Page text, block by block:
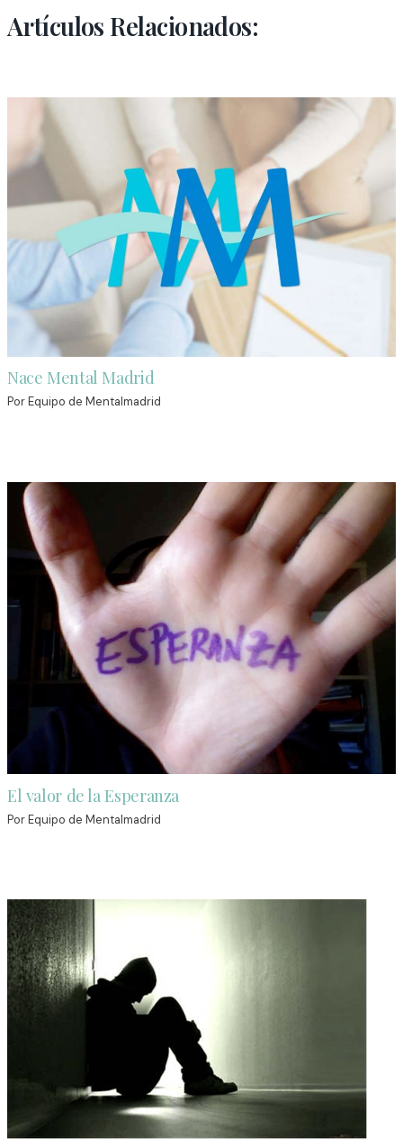
Artículos Relacionados:
Nace Mental Madrid
PorEquipo de Mentalmadrid
El valor de la Esperanza
PorEquipo de Mentalmadrid